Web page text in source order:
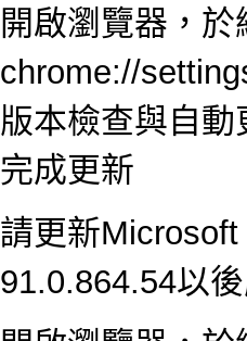
開啟瀏覽器，
chrome://
版本檢查與自
完成更新
請更新
91.0.864.54以